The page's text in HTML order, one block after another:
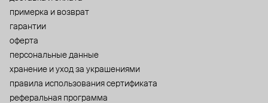
примерка и возврат
гарантии
оферта
персональные данные
хранение и уход за украшениями
правила использования сертификата
реферальная программа